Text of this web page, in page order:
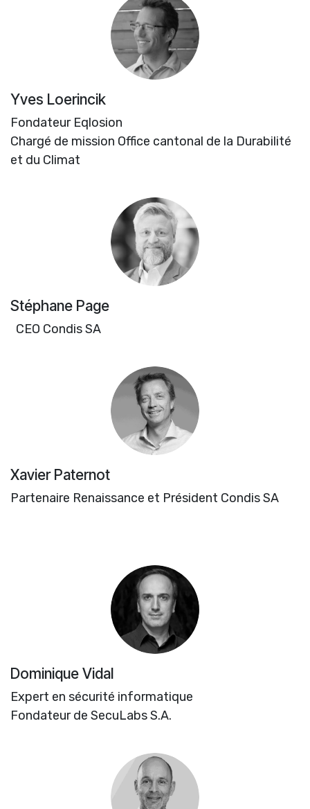
Yves Loerincik
Fondateur Eqlosion
Chargé de mission Office cantonal de la Durabilité
et du Climat
Stéphane Page
CEO Condis SA
Xavier Paternot
Partenaire Renaissance et Président Condis SA
Dominique Vidal
Expert en sécurité informatique
Fondateur de SecuLabs S.A.